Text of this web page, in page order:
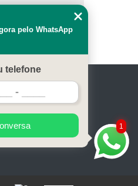
–
Contato
1
pelo WhatsApp
telefone